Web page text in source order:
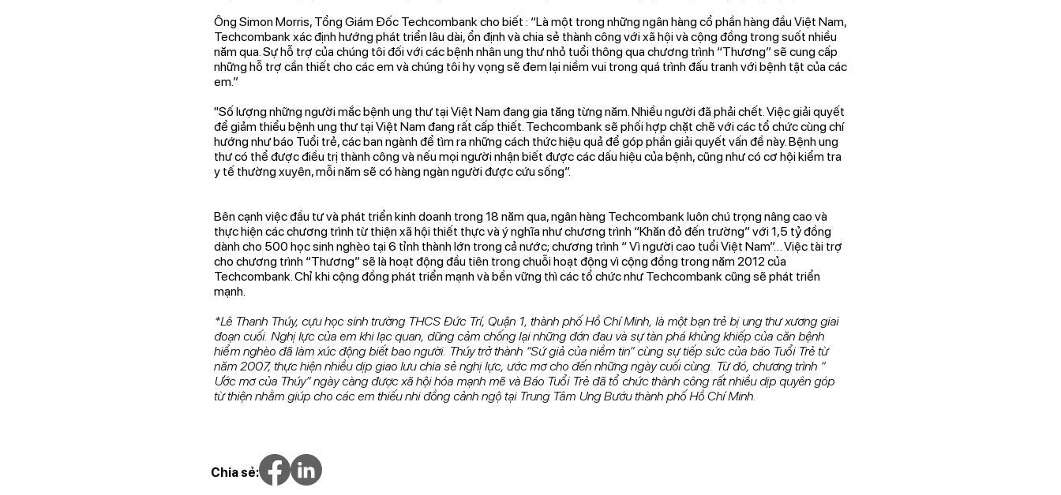
Ông Simon Morris, Tổng Giám Đốc Techcombank cho biết : “Là một trong những ngân hàng cổ phần hàng đầu Việt Nam,
Techcombank xác định hướng phát triển lâu dài, ổn định và chia sẻ thành công với xã hội và cộng đồng trong suốt nhiều
năm qua. Sự hỗ trợ của chúng tôi đối với các bệnh nhân ung thư nhỏ tuổi thông qua chương trình “Thương” sẽ cung cấp
những hỗ trợ cần thiết cho các em và chúng tôi hy vọng sẽ đem lại niềm vui trong quá trình đấu tranh với bệnh tật của các
em.”
"Số lượng những người mắc bệnh ung thư tại Việt Nam đang gia tăng từng năm. Nhiều người đã phải chết. Việc giải quyết
để giảm thiểu bệnh ung thư tại Việt Nam đang rất cấp thiết. Techcombank sẽ phối hợp chặt chẽ với các tổ chức cùng chí
hướng như báo Tuổi trẻ, các ban ngành để tìm ra những cách thức hiệu quả để góp phần giải quyết vấn đề này. Bệnh ung
thư có thể được điều trị thành công và nếu mọi người nhận biết được các dấu hiệu của bệnh, cũng như có cơ hội kiểm tra
y tế thường xuyên, mỗi năm sẽ có hàng ngàn người được cứu sống”.
Bên cạnh việc đầu tư và phát triển kinh doanh trong 18 năm qua, ngân hàng Techcombank luôn chú trọng nâng cao và
thực hiện các chương trình từ thiện xã hội thiết thực và ý nghĩa như chương trình “Khăn đỏ đến trường” với 1,5 tỷ đồng
dành cho 500 học sinh nghèo tại 6 tỉnh thành lớn trong cả nước; chương trình “ Vì người cao tuổi Việt Nam”… Việc tài trợ
cho chương trình “Thương” sẽ là hoạt động đầu tiên trong chuỗi hoạt động vì cộng đồng trong năm 2012 của
Techcombank. Chỉ khi cộng đồng phát triển mạnh và bền vững thì các tổ chức như Techcombank cũng sẽ phát triển
mạnh.
*Lê Thanh Thúy, cựu học sinh trường THCS Đức Trí, Quận 1, thành phố Hồ Chí Minh, là một bạn trẻ bị ung thư xương giai
đoạn cuối. Nghị lực của em khi lạc quan, dũng cảm chống lại những đớn đau và sự tàn phá khủng khiếp của căn bệnh
hiểm nghèo đã làm xúc động biết bao người. Thúy trở thành “Sứ giả của niềm tin” cùng sự tiếp sức của báo Tuổi Trẻ từ
năm 2007, thực hiện nhiều dịp giao lưu chia sẻ nghị lực, ước mơ cho đến những ngày cuối cùng. Từ đó, chương trình “
Ước mơ của Thúy” ngày càng được xã hội hóa mạnh mẽ và Báo Tuổi Trẻ đã tổ chức thành công rất nhiều dịp quyên góp
từ thiện nhằm giúp cho các em thiếu nhi đồng cảnh ngộ tại Trung Tâm Ung Bướu thành phố Hồ Chí Minh.
Chia sẻ: